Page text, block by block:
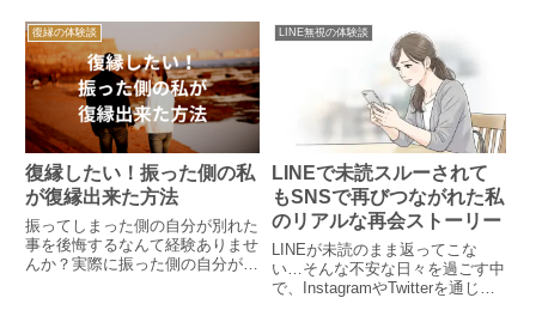
の実体験です。
復縁の体験談
復縁したい！振った側の私
が復縁出来た方法
振ってしまった側の自分が別れた
事を後悔するなんて経験ありませ
んか？実際に振った側の自分が復
LINE無視の体験談
LINEで未読スルーされて
もSNSで再びつながれた私
のリアルな再会ストーリー
LINEが未読のまま返ってこな
い…そんな不安な日々を過ごす中
で、InstagramやTwitterを通じて